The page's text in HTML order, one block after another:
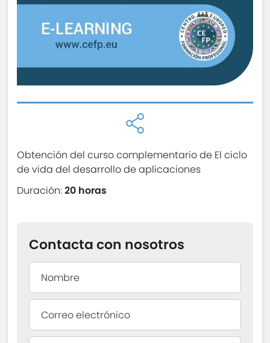
Obtención del curso complementario de El ciclo
de vida del desarrollo de aplicaciones
Duración:20 horas
Contacta con nosotros